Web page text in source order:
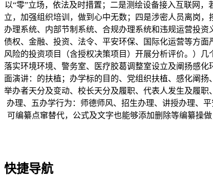
以“零”立场，依法及时措置；二是测绘设备接入互联网
立，加强组织培训，做到心中无数；四是涉密人员离岗
办理系统、内部节制系统、合规办理系统和违规运营投
债权、金融、投资、法令、平安环保、国际化运营等方
风险的投资项目（含授权决策项目）开展分析评价。）
落实环境环境、警务室、医疗胶葛调整室设立及阐扬感
面演讲：的扶植；办学标的目的、党组织扶植、感化阐
举办者天分及变动、校长天分及履职、代表人发生及履
办理、五办学行为：师德师风、招生办理、讲授办理、
可编纂点窜替代，公式及文字也能够添加删除等编纂操
快捷导航